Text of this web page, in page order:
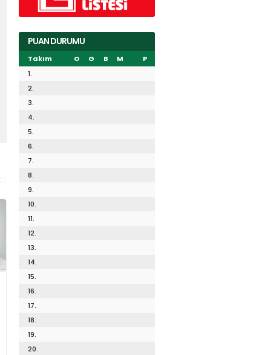
PUAN DURUMU
Takım O G B M
P
1.
2.
3.
4.
5.
6.
7.
8.
9.
10.
11.
12.
13.
14.
15.
16.
17.
18.
19.
20.